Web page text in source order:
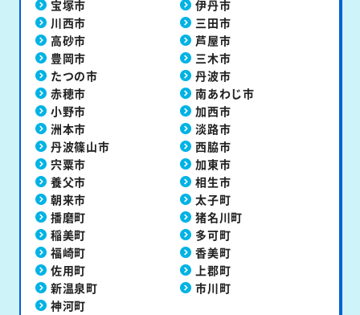
宝塚市
伊丹市
川西市
三田市
高砂市
芦屋市
豊岡市
三木市
たつの市
丹波市
赤穂市
南あわじ市
小野市
加西市
洲本市
淡路市
丹波篠山市
西脇市
宍粟市
加東市
養父市
相生市
朝来市
太子町
播磨町
猪名川町
稲美町
多可町
福崎町
香美町
佐用町
上郡町
新温泉町
市川町
神河町